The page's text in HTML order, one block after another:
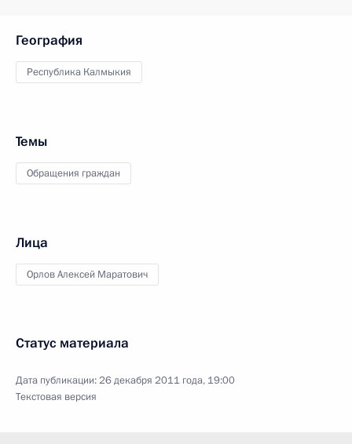
География
Республика Калмыкия
Темы
Обращения граждан
Лица
Орлов Алексей Маратович
Статус материала
Дата публикации:26 декабря 2011 года, 19:00
Текстовая версия